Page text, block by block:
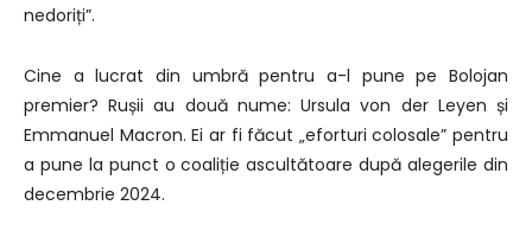
nedoriți”.
Cine a lucrat din umbră pentru a-l pune pe Bolojan
premier? Rușii au două nume: Ursula von der Leyen și
Emmanuel Macron. Ei ar fi făcut „eforturi colosale” pentru
a pune la punct o coaliție ascultătoare după alegerile din
decembrie 2024.